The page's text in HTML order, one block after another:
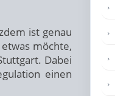
ist genau
möchte,
Dabei
einen